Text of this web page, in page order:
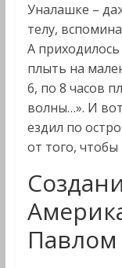
Уналашке –
телу,
А
плыть на
6, по 8 часов
волны…». И
ездил по
от того, чтобы
Павлом